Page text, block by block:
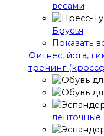
весами
Брусья
Показать
Фитнес, йога,
тренинг
ленточные